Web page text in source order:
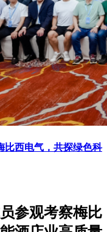
比西电气，共探绿色科
参观考察梅比